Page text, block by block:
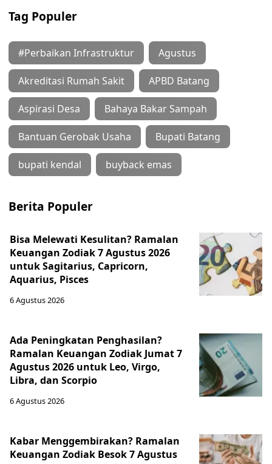
Tag Populer
#Perbaikan Infrastruktur Agustus
Akreditasi Rumah Sakit APBD Batang
Aspirasi Desa Bahaya Bakar Sampah
Bantuan Gerobak Usaha Bupati Batang
bupati kendal buyback emas
Berita Populer
Bisa Melewati Kesulitan? Ramalan
Keuangan Zodiak 7 Agustus 2026
untuk Sagitarius, Capricorn,
Aquarius, Pisces
6 Agustus 2026
Ada Peningkatan Penghasilan?
Ramalan Keuangan Zodiak Jumat 7
Agustus 2026 untuk Leo, Virgo,
Libra, dan Scorpio
6 Agustus 2026
Kabar Menggembirakan? Ramalan
Keuangan Zodiak Besok 7 Agustus